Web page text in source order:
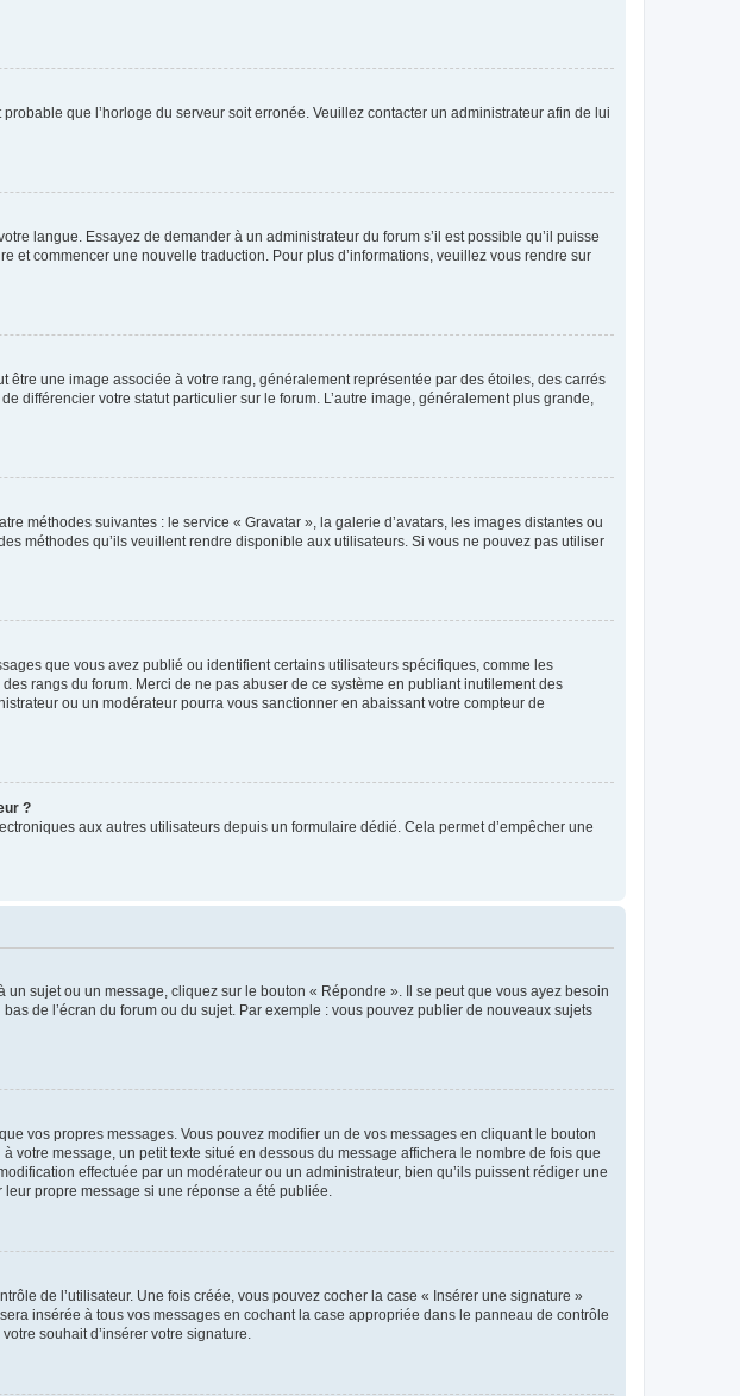
que l’horloge du serveur soit erronée. Veuillez contacter un administrateur afin de lui
langue. Essayez de demander à un administrateur du forum s’il est possible qu’il puisse
et commencer une nouvelle traduction. Pour plus d’informations, veuillez vous rendre sur
une image associée à votre rang, généralement représentée par des étoiles, des carrés
différencier votre statut particulier sur le forum. L’autre image, généralement plus grande,
méthodes suivantes : le service « Gravatar », la galerie d’avatars, les images distantes ou
méthodes qu’ils veuillent rendre disponible aux utilisateurs. Si vous ne pouvez pas utiliser
que vous avez publié ou identifient certains utilisateurs spécifiques, comme les
rangs du forum. Merci de ne pas abuser de ce système en publiant inutilement des
ou un modérateur pourra vous sanctionner en abaissant votre compteur de
?
aux autres utilisateurs depuis un formulaire dédié. Cela permet d’empêcher une
sujet ou un message, cliquez sur le bouton « Répondre ». Il se peut que vous ayez besoin
de l’écran du forum ou du sujet. Par exemple : vous pouvez publier de nouveaux sujets
vos propres messages. Vous pouvez modifier un de vos messages en cliquant le bouton
message, un petit texte situé en dessous du message affichera le nombre de fois que
effectuée par un modérateur ou un administrateur, bien qu’ils puissent rédiger une
propre message si une réponse a été publiée.
de l’utilisateur. Une fois créée, vous pouvez cocher la case « Insérer une signature »
insérée à tous vos messages en cochant la case appropriée dans le panneau de contrôle
souhait d’insérer votre signature.